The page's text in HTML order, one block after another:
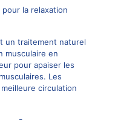
la relaxation
un traitement naturel
musculaire en
pour apaiser les
Les
circulation